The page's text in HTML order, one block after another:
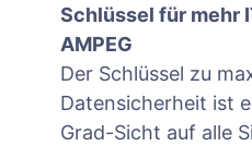
Schlüssel für mehr
AMPEG
Der Schlüssel zu
Datensicherheit ist
Grad-Sicht auf alle